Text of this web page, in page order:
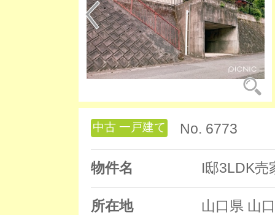
中古 一戸建て No. 6773
物件名 I邸3LDK売
所在地 山口県 山